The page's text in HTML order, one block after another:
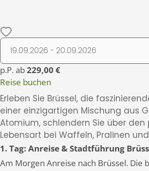
p.P. ab229,00 €
Reise buchen
Erleben Sie Brüssel, die
einer einzigartigen Mischung aus
Atomium, schlendern Sie über
Lebensart bei Waffeln, Pralinen
1. Tag: Anreise & Stadtführung
Am Morgen Anreise nach Brüssel. Die